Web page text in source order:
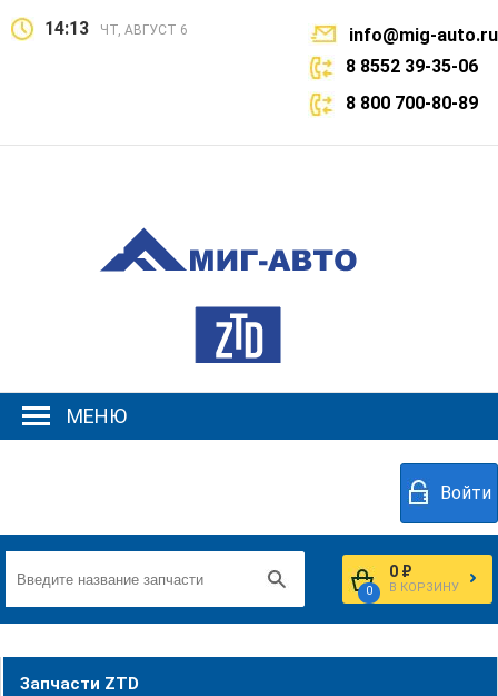
14:13 ЧТ, АВГУСТ 6
info@mig-auto.ru
8 8552 39-35-06
8 800 700-80-89
МЕНЮ
Войти
0
0 ₽
В КОРЗИНУ
Запчасти ZTD